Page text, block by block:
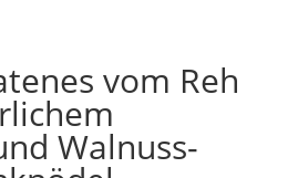
vom Reh
Walnuss-